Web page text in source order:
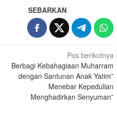
SEBARKAN
Pos berikutnya
Berbagi Kebahagiaan Muharram
dengan Santunan Anak Yatim”
Menebar Kepedulian
Menghadirkan Senyuman”